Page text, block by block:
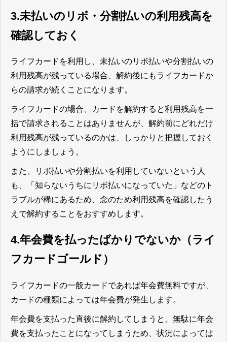
3.未払いのリボ・分割払いの利用残高を
確認しておく
ライフカードを利用し、未払いのリボ払いや分割払いの
利用残高が残っている場合、解約後にもライフカードか
らの請求が続くことになります。
ライフカードの場合、カードを解約すると利用残高を一
括で請求されることはありませんが、解約前にどれだけ
利用残高が残っているのかは、しっかりと把握しておく
ようにしましょう。
また、リボ払いや分割払いを利用していないという人
も、「知らないうちにリボ払いになっていた」などのト
ラブルが稀にあるため、念のため利用残高を確認したう
えで解約することをおすすめします。
4.年会費を払ったばかりでないか（ライ
フカードゴールド）
ライフカードの一般カードであれば年会費無料ですが、
カードの種類によっては年会費が発生します。
年会費を支払った直後に解約してしまうと、無駄に年会
費を支払ったことになってしまうため、状況によっては